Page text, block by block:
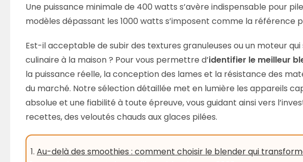
Une puissance minimale de 400 watts s’avère indispensable pour
modèles dépassant les 1000 watts s’imposent comme la référence
Est-il acceptable de subir des textures granuleuses ou un moteur qui
culinaire à la maison ? Pour vous permettre d’identifier le meilleur
la puissance réelle, la conception des lames et la résistance des
du marché. Notre sélection détaillée met en lumière les appareils
absolue et une fiabilité à toute épreuve, vous guidant ainsi vers
recettes, des veloutés chauds aux glaces pilées.
Au-delà des smoothies : comment choisir le blender qui